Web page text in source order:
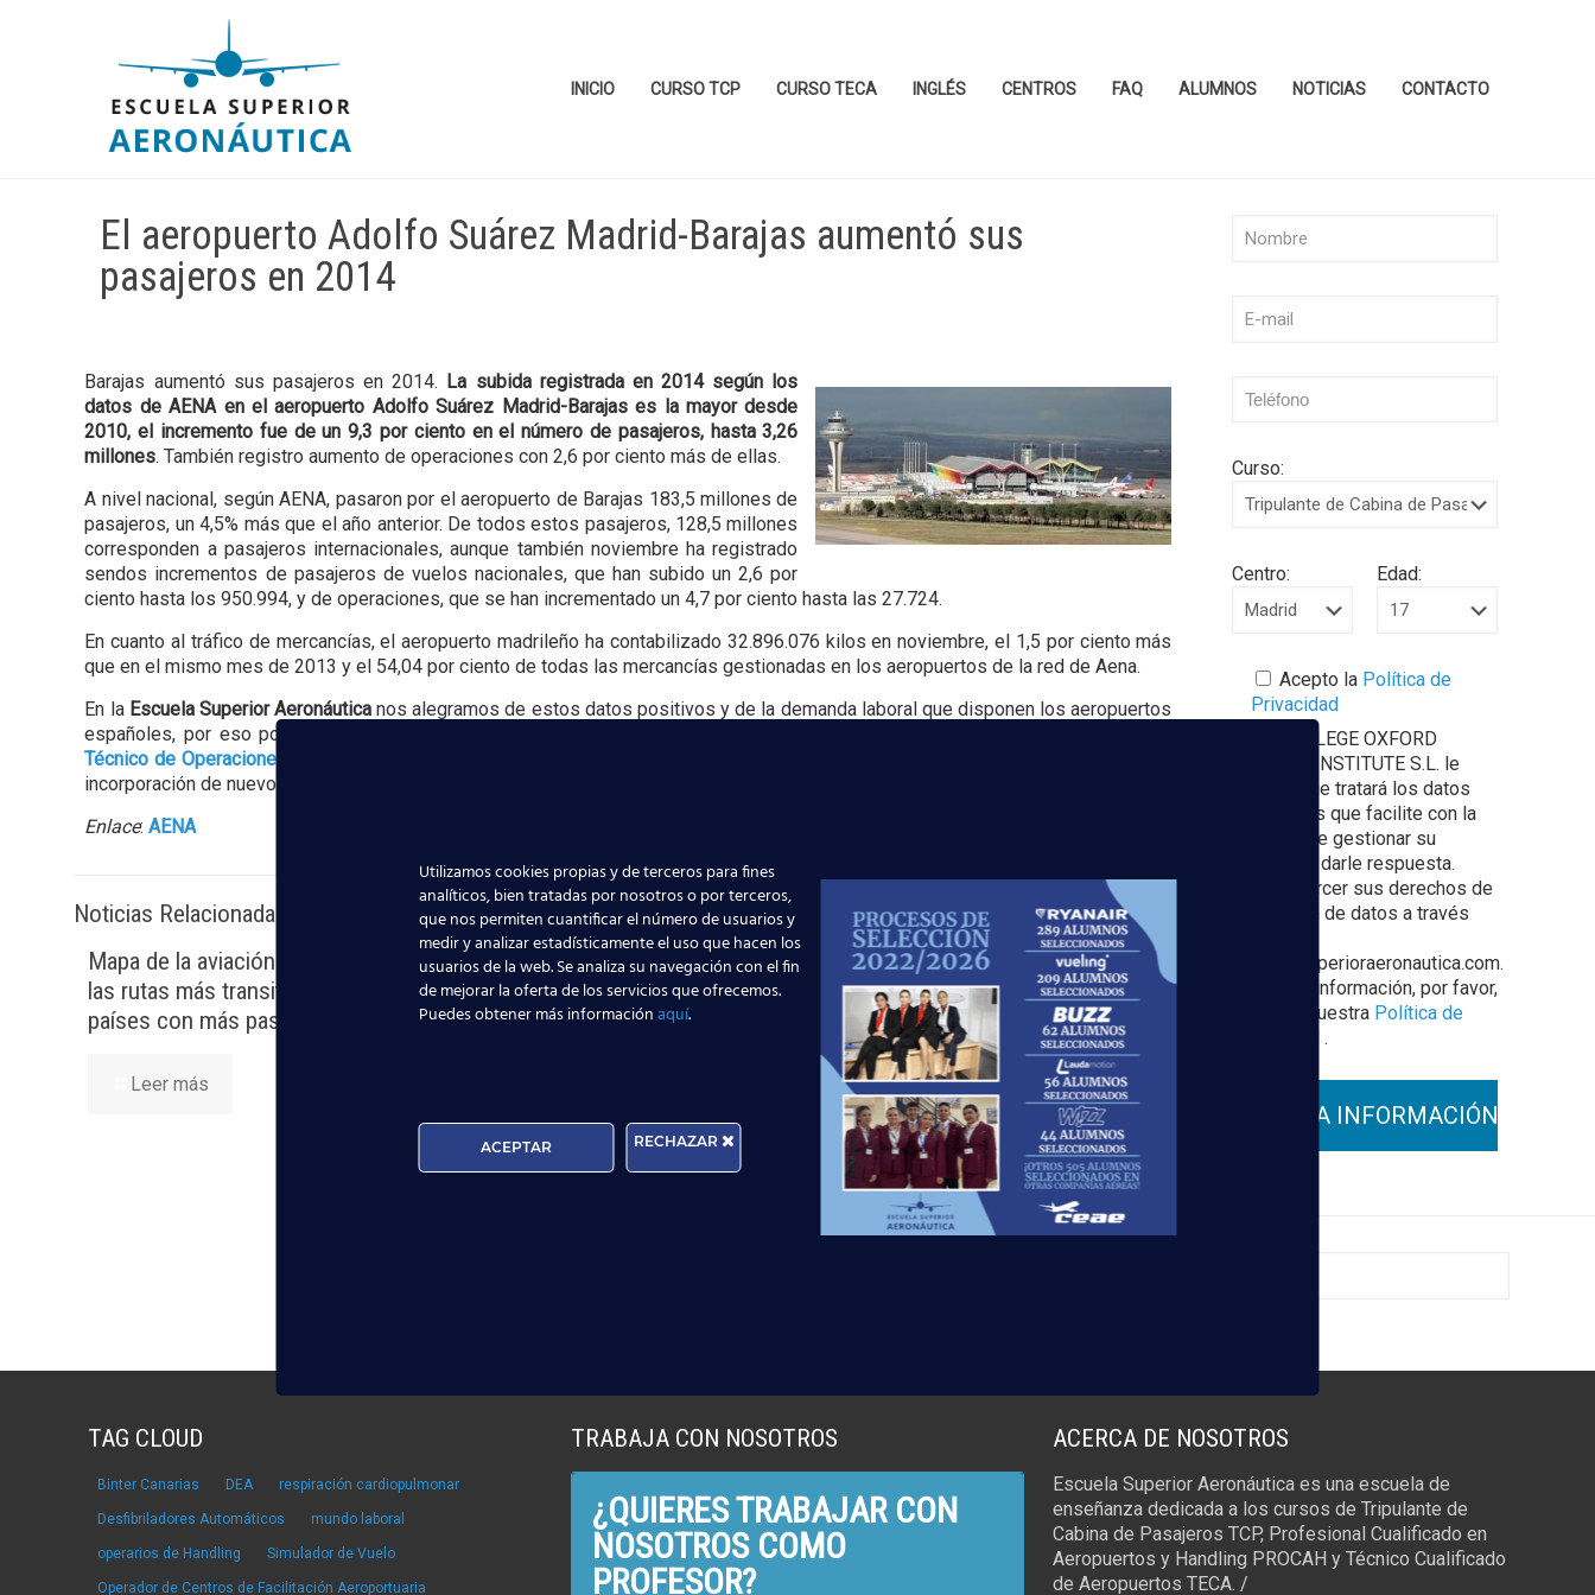
INICIO CURSO TCP CURSO TECA INGLÉS CENTROS FAQ ALUMNOS NOTICIAS CONTACTO
El aeropuerto Adolfo Suárez Madrid-Barajas aumentó sus
pasajeros en 2014
Barajas aumentó sus pasajeros en 2014. La subida registrada en 2014 según los
datos de AENA en el aeropuerto Adolfo Suárez Madrid-Barajas es la mayor desde
2010, el incremento fue de un 9,3 por ciento en el número de pasajeros, hasta 3,26
millones. También registro aumento de operaciones con 2,6 por ciento más de ellas.
A nivel nacional, según AENA, pasaron por el aeropuerto de Barajas 183,5 millones de
pasajeros, un 4,5% más que el año anterior. De todos estos pasajeros, 128,5 millones
corresponden a pasajeros internacionales, aunque también noviembre ha registrado
sendos incrementos de pasajeros de vuelos nacionales, que han subido un 2,6 por
ciento hasta los 950.994, y de operaciones, que se han incrementado un 4,7 por ciento hasta las 27.724.
En cuanto al tráfico de mercancías, el aeropuerto madrileño ha contabilizado 32.896.076 kilos en noviembre, el 1,5 por ciento más
que en el mismo mes de 2013 y el 54,04 por ciento de todas las mercancías gestionadas en los aeropuertos de la red de Aena.
En la Escuela Superior Aeronáutica nos alegramos de estos datos positivos y de la demanda laboral que disponen los aeropuertos
españoles, por eso ponemos a la disposición de nuestros alumnos los cursos de
Técnico de Operaciones Aeroportuarias TOA
incorporación de nuevos
Enlace:AENA
Noticias Relacionadas
Mapa de la aviación global 2025:
las rutas más transitadas y los
países con más pasajeros
Leer más
Madrid-Barajas supera los 6
millones de pasajeros junio: qué
significa para quienes quieren ser
¡Últimas plazas! Nuevo Curso TCP
en Madrid – Tercer cuatrimestre
2026
Leer más
Curso:
Centro: Edad:
Acepto laPolítica de
Privacidad
EUROCOLLEGE OXFORD
ENGLISH INSTITUTE S.L. le
informa que tratará los datos
personales que facilite con la
finalidad de gestionar su
consulta y darle respuesta.
Puede ejercer sus derechos de
protección de datos a través
escuelasuperioraeronautica.com.
Para más información, por favor,
consulte nuestra Política de
.
TAG CLOUD
Binter Canarias DEA respiración cardiopulmonar
Desfibriladores Automáticos mundo laboral
operarios de Handling Simulador de Vuelo
Operador de Centros de Facilitación Aeroportuaria
TRABAJA CON NOSOTROS
¿QUIERES TRABAJAR CON
NOSOTROS COMO
PROFESOR?
ACERCA DE NOSOTROS
Escuela Superior Aeronáutica es una escuela de
enseñanza dedicada a los cursos de Tripulante de
Cabina de Pasajeros TCP, Profesional Cualificado en
Aeropuertos y Handling PROCAH y Técnico Cualificado
de Aeropuertos TECA. /
Utilizamos cookies propias y de terceros para fines
analíticos, bien tratadas por nosotros o por terceros,
que nos permiten cuantificar el número de usuarios y
medir y analizar estadísticamente el uso que hacen los
usuarios de la web. Se analiza su navegación con el fin
de mejorar la oferta de los servicios que ofrecemos.
Puedes obtener más informaciónaquí.
ACEPTAR RECHAZAR